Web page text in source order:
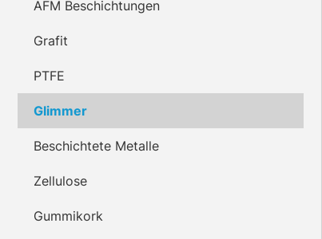
AFM Beschichtungen
Grafit
PTFE
Glimmer
Beschichtete Metalle
Zellulose
Gummikork